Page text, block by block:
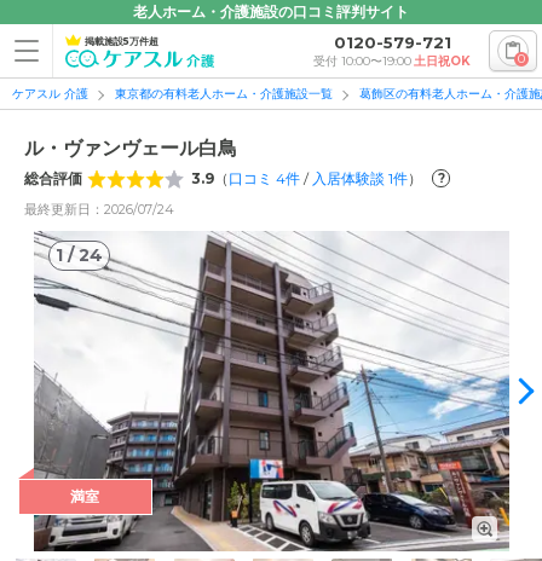
老人ホーム・介護施設の口コミ評判サイト
掲載施設5万件超 0120-579-721
受付 10:00〜19:00土日祝OK 0
ケアスル 介護 東京都の有料老人ホーム・介護施設一覧 葛飾区の有料老人ホーム・介護
ル・ヴァンヴェール白鳥
総合評価 3.9 （ 口コミ 4件 /入居体験談 1件） ?
最終更新日：2026/07/24
1 /24
1/24
満室